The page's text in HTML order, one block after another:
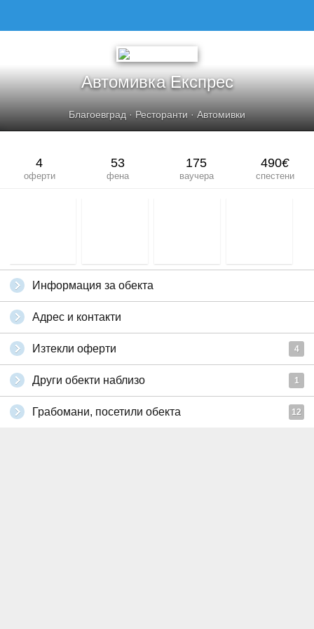
Автомивка Експрес
Благоевград · Ресторанти ·Автомивки
4
оферти
53
фена
175
ваучера
490€
спестени
Информация за обекта
Адрес и контакти
Изтекли оферти 4
Други обекти наблизо 1
Грабомани, посетили обекта 12